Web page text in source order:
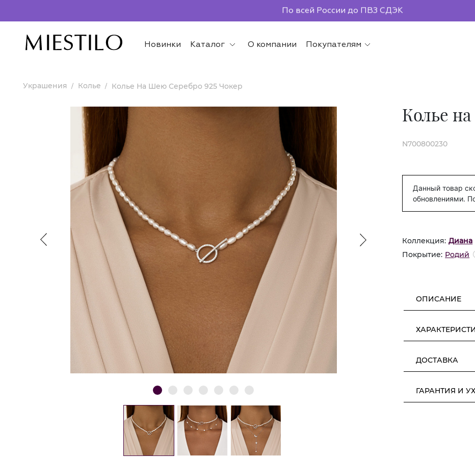
По всей России до ПВЗ СДЭК
Новинки Каталог О компании Покупателям
Украшения Колье Колье На Шею Серебро 925 Чокер
Колье
N700800230
Данный товар
обновлениями.
Коллекция: Диана
Покрытие: Родий
ОПИСАНИЕ
ДОСТАВКА
ГАРАНТИЯ И